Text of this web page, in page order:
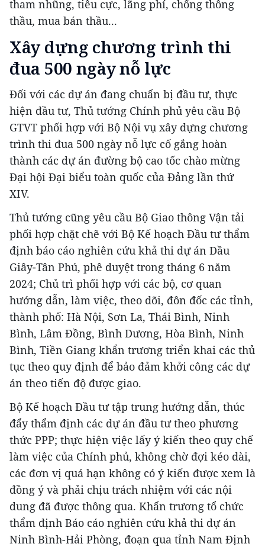
tham nhũng, tiêu cực, lãng phí, chống thông
thầu, mua bán thầu...
Xây dựng chương trình thi
đua 500 ngày nỗ lực
Đối với các dự án đang chuẩn bị đầu tư, thực
hiện đầu tư, Thủ tướng Chính phủ yêu cầu Bộ
GTVT phối hợp với Bộ Nội vụ xây dựng chương
trình thi đua 500 ngày nỗ lực cố gắng hoàn
thành các dự án đường bộ cao tốc chào mừng
Đại hội Đại biểu toàn quốc của Đảng lần thứ
XIV.
Thủ tướng cũng yêu cầu Bộ Giao thông Vận tải
phối hợp chặt chẽ với Bộ Kế hoạch Đầu tư thẩm
định báo cáo nghiên cứu khả thi dự án Dầu
Giây-Tân Phú, phê duyệt trong tháng 6 năm
2024; Chủ trì phối hợp với các bộ, cơ quan
hướng dẫn, làm việc, theo dõi, đôn đốc các tỉnh,
thành phố: Hà Nội, Sơn La, Thái Bình, Ninh
Bình, Lâm Đồng, Bình Dương, Hòa Bình, Ninh
Bình, Tiền Giang khẩn trương triển khai các thủ
tục theo quy định để bảo đảm khởi công các dự
án theo tiến độ được giao.
Bộ Kế hoạch Đầu tư tập trung hướng dẫn, thúc
đẩy thẩm định các dự án đầu tư theo phương
thức PPP; thực hiện việc lấy ý kiến theo quy chế
làm việc của Chính phủ, không chờ đợi kéo dài,
các đơn vị quá hạn không có ý kiến được xem là
đồng ý và phải chịu trách nhiệm với các nội
dung đã được thông qua. Khẩn trương tổ chức
thẩm định Báo cáo nghiên cứu khả thi dự án
Ninh Bình-Hải Phòng, đoạn qua tỉnh Nam Định